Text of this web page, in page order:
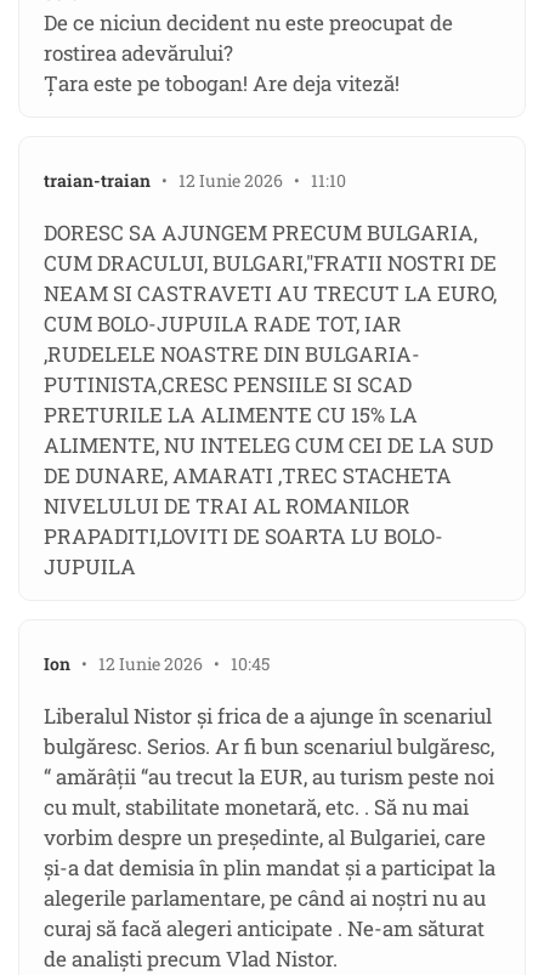
De ce niciun decident nu este preocupat de
rostirea adevărului?
Țara este pe tobogan! Are deja viteză!
traian-traian • 12 Iunie 2026 • 11:10
DORESC SA AJUNGEM PRECUM BULGARIA,
CUM DRACULUI, BULGARI,"FRATII NOSTRI DE
NEAM SI CASTRAVETI AU TRECUT LA EURO,
CUM BOLO-JUPUILA RADE TOT, IAR
,RUDELELE NOASTRE DIN BULGARIA-
PUTINISTA,CRESC PENSIILE SI SCAD
PRETURILE LA ALIMENTE CU 15% LA
ALIMENTE, NU INTELEG CUM CEI DE LA SUD
DE DUNARE, AMARATI ,TREC STACHETA
NIVELULUI DE TRAI AL ROMANILOR
PRAPADITI,LOVITI DE SOARTA LU BOLO-
JUPUILA
Ion • 12 Iunie 2026 • 10:45
Liberalul Nistor și frica de a ajunge în scenariul
bulgăresc. Serios. Ar fi bun scenariul bulgăresc,
“ amărâții “au trecut la EUR, au turism peste noi
cu mult, stabilitate monetară, etc. . Să nu mai
vorbim despre un președinte, al Bulgariei, care
și-a dat demisia în plin mandat și a participat la
alegerile parlamentare, pe când ai noștri nu au
curaj să facă alegeri anticipate . Ne-am săturat
de analiști precum Vlad Nistor.